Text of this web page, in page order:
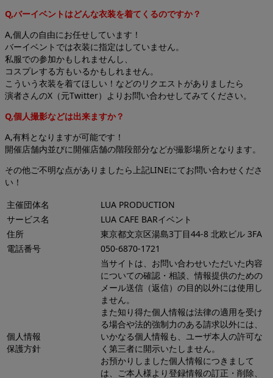
Q,バーイベントはどんな衣装を着てくるのですか？
A,個人の自由にお任せしています！
バーイベントでは衣装に指定はしていません。
私服での参加かもしれませんし、
コスプレする方もいるかもしれません。
こういう衣装を着てほしい！などのリクエストがありましたら
演者さんのX（元Twitter）よりお問い合わせしてみてください。
Q,個人撮影などは出来ますか？
A,有料となりますが可能です！
開催店舗内並びに開催店舗の階段部分などが撮影場所となります。
その他ご不明な点がありましたら上記LINEにてお問い合わせくださ
い！
主催団体名
LUA PRODUCTION
サービス名
LUA CAFE BARイベント
住所
東京都文京区湯島3丁目44-8 北欧ビル 3FA
電話番号
050-6870-1721
個人情報
保護方針
当サイトは、お問い合わせいただいた内容
についての確認・相談、情報提供のための
メール送信（返信）の目的以外には使用し
ません。
また知り得た個人情報は法律の適用を受け
る場合や法的強制力のある請求以外には、
いかなる個人情報も、ユーザ本人の許可な
く第三者に開示いたしません。
お預かりしました個人情報につきまして
は、ご本人様より登録情報の訂正・削除、